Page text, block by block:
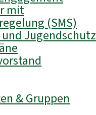
mit
(SMS)
Jugendschutz
& Gruppen